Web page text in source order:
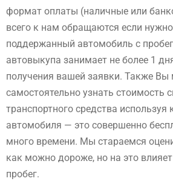
формат оплаты (наличные или
всего к нам обращаются если
поддержанный автомобиль с
автовыкупа занимает не более 1
получения вашей заявки. Также Вы
самостоятельно узнать стоимость
транспортного средства используя
автомобиля — это совершенно
много времени. Мы стараемся
как можно дороже, но на это
пробег.